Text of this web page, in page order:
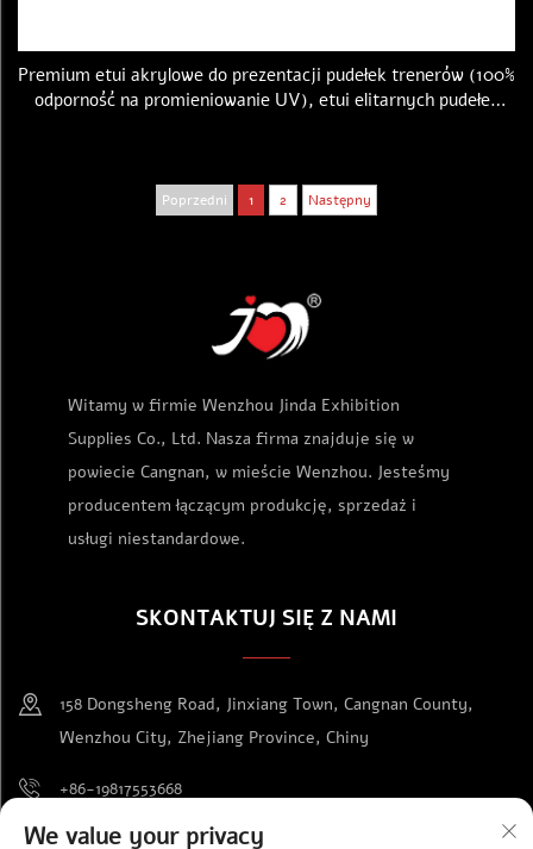
Premium etui akrylowe do prezentacji pudełek trenerów (100%
odporność na promieniowanie UV), etui elitarnych pudełek
Poprzedni 1 2 Następny
Witamy w firmie Wenzhou Jinda Exhibition
Supplies Co., Ltd. Nasza firma znajduje się w
powiecie Cangnan, w mieście Wenzhou. Jesteśmy
producentem łączącym produkcję, sprzedaż i
usługi niestandardowe.
SKONTAKTUJ SIĘ Z NAMI
158 Dongsheng Road, Jinxiang Town, Cangnan County,
Wenzhou City, Zhejiang Province, Chiny
+86-19817553668
[email protected]
We value your privacy